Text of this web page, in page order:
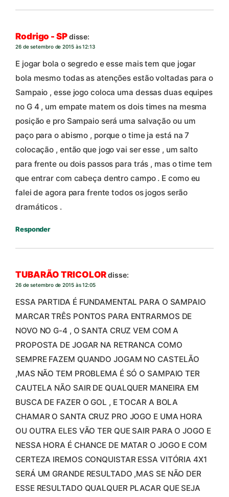
Rodrigo - SPdisse:
26 de setembro de 2015 às 12:13
E jogar bola o segredo e esse mais tem que jogar
bola mesmo todas as atenções estão voltadas para o
Sampaio , esse jogo coloca uma dessas duas equipes
no G 4 , um empate matem os dois times na mesma
posição e pro Sampaio será uma salvação ou um
paço para o abismo , porque o time ja está na 7
colocação , então que jogo vai ser esse , um salto
para frente ou dois passos para trás , mas o time tem
que entrar com cabeça dentro campo . E como eu
falei de agora para frente todos os jogos serão
dramáticos .
Responder
TUBARÃO TRICOLORdisse:
26 de setembro de 2015 às 12:05
ESSA PARTIDA É FUNDAMENTAL PARA O SAMPAIO
MARCAR TRÊS PONTOS PARA ENTRARMOS DE
NOVO NO G-4 , O SANTA CRUZ VEM COM A
PROPOSTA DE JOGAR NA RETRANCA COMO
SEMPRE FAZEM QUANDO JOGAM NO CASTELÃO
,MAS NÃO TEM PROBLEMA É SÓ O SAMPAIO TER
CAUTELA NÃO SAIR DE QUALQUER MANEIRA EM
BUSCA DE FAZER O GOL , E TOCAR A BOLA
CHAMAR O SANTA CRUZ PRO JOGO E UMA HORA
OU OUTRA ELES VÃO TER QUE SAIR PARA O JOGO E
NESSA HORA É CHANCE DE MATAR O JOGO E COM
CERTEZA IREMOS CONQUISTAR ESSA VITÓRIA 4X1
SERÁ UM GRANDE RESULTADO ,MAS SE NÃO DER
ESSE RESULTADO QUALQUER PLACAR QUE SEJA